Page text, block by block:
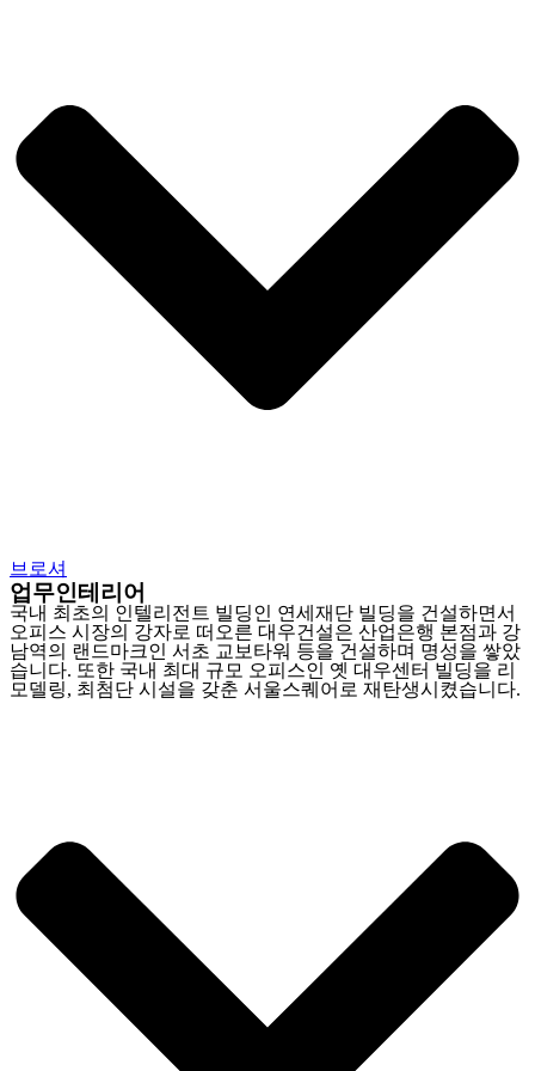
브로셔
업무인테리어
국내 최초의 인텔리전트 빌딩인 연세재단 빌딩을 건설하면서
오피스 시장의 강자로 떠오른 대우건설은 산업은행 본점과 강
남역의 랜드마크인 서초 교보타워 등을 건설하며 명성을 쌓았
습니다. 또한 국내 최대 규모 오피스인 옛 대우센터 빌딩을 리
모델링, 최첨단 시설을 갖춘 서울스퀘어로 재탄생시켰습니다.